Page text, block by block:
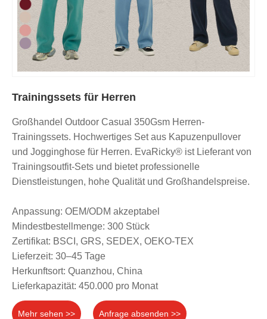
Trainingssets für Herren
Großhandel Outdoor Casual 350Gsm Herren-
Trainingssets. Hochwertiges Set aus Kapuzenpullover
und Jogginghose für Herren. EvaRicky® ist Lieferant von
Trainingsoutfit-Sets und bietet professionelle
Dienstleistungen, hohe Qualität und Großhandelspreise.
Anpassung: OEM/ODM akzeptabel
Mindestbestellmenge: 300 Stück
Zertifikat: BSCI, GRS, SEDEX, OEKO-TEX
Lieferzeit: 30–45 Tage
Herkunftsort: Quanzhou, China
Lieferkapazität: 450.000 pro Monat
Mehr sehen >> Anfrage absenden >>